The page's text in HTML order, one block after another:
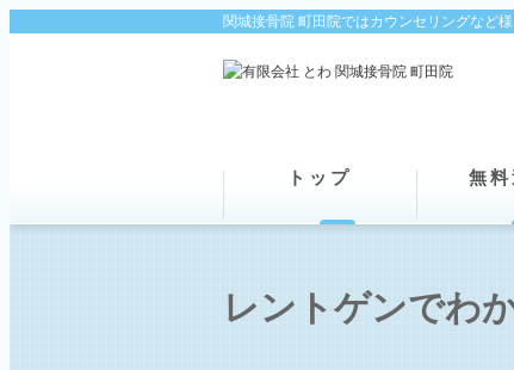
関城接骨院 町田院ではカウンセリングなど
トップ 無料
レントゲンでわ